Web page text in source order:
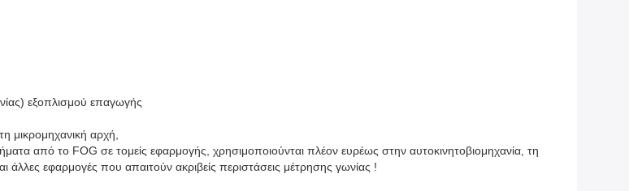
εξοπλισμού επαγωγής
μικρομηχανική αρχή,
από το FOG σε τομείς εφαρμογής, χρησιμοποιούνται πλέον ευρέως στην αυτοκινητοβιομηχανία, τη
άλλες εφαρμογές που απαιτούν ακριβείς περιστάσεις μέτρησης γωνίας !